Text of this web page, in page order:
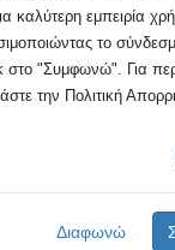
καλύτερη εμπειρία
το
στο "Συμφωνώ". Για
την Πολιτική
Διαφωνώ